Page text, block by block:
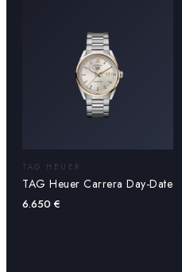
TAG HEUER
TAG Heuer Carrera Day-Date
6.650 €